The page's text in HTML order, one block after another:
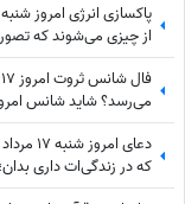
از چیزی می‌شوند که
می‌رسد؟ شاید شانس
که در زندگی‌ات داری
آن‌ها عادت کرده‌ایم.